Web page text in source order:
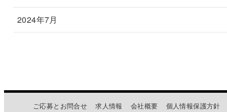
2024年7月
ご応募とお問合せ 求人情報 会社概要 個人情報保護方針